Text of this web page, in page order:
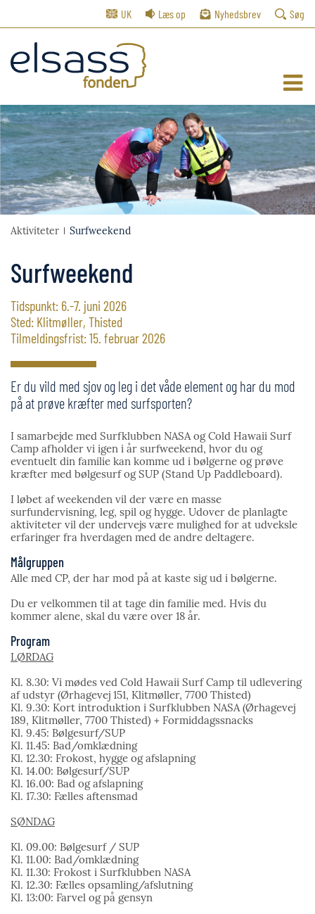
UK Læs op Nyhedsbrev Søg
Aktiviteter Surfweekend
Surfweekend
Tidspunkt: 6.-7. juni 2026
Sted: Klitmøller, Thisted
Tilmeldingsfrist: 15. februar 2026
Er du vild med sjov og leg i det våde element og har du mod
på at prøve kræfter med surfsporten?
I samarbejde med Surfklubben NASA og Cold Hawaii Surf
Camp afholder vi igen i år surfweekend, hvor du og
eventuelt din familie kan komme ud i bølgerne og prøve
kræfter med bølgesurf og SUP (Stand Up Paddleboard).
I løbet af weekenden vil der være en masse
surfundervisning, leg, spil og hygge. Udover de planlagte
aktiviteter vil der undervejs være mulighed for at udveksle
erfaringer fra hverdagen med de andre deltagere.
Målgruppen
Alle med CP, der har mod på at kaste sig ud i bølgerne.
Du er velkommen til at tage din familie med. Hvis du
kommer alene, skal du være over 18 år.
Program
LØRDAG
Kl. 8.30: Vi mødes ved Cold Hawaii Surf Camp til udlevering
af udstyr (Ørhagevej 151, Klitmøller, 7700 Thisted)
Kl. 9.30: Kort introduktion i Surfklubben NASA (Ørhagevej
189, Klitmøller, 7700 Thisted) + Formiddagssnacks
Kl. 9.45: Bølgesurf/SUP
Kl. 11.45: Bad/omklædning
Kl. 12.30: Frokost, hygge og afslapning
Kl. 14.00: Bølgesurf/SUP
Kl. 16.00: Bad og afslapning
Kl. 17.30: Fælles aftensmad
SØNDAG
Kl. 09.00: Bølgesurf / SUP
Kl. 11.00: Bad/omklædning
Kl. 11.30: Frokost i Surfklubben NASA
Kl. 12.30: Fælles opsamling/afslutning
Kl. 13:00: Farvel og på gensyn